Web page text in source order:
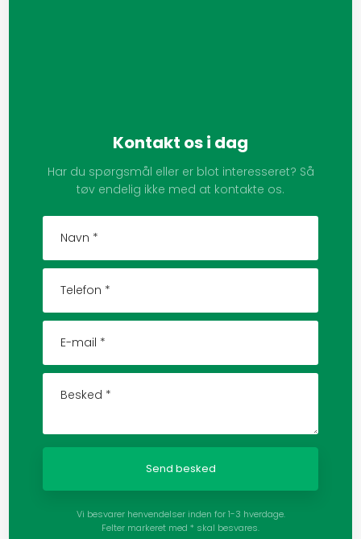
Kontakt os i dag
Har du spørgsmål eller er blot interesseret? Så
tøv endelig ikke med at kontakte os.
Vi besvarer henvendelser inden for 1-3 hverdage.
Felter markeret med * skal besvares.